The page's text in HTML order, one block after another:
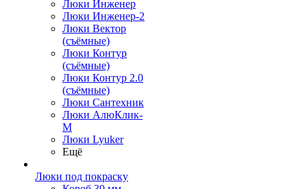
Люки Инженер
Люки Инженер-2
Люки Вектор
(съёмные)
Люки Контур
(съёмные)
Люки Контур 2.0
(съёмные)
Люки Сантехник
Люки АлюКлик-
М
Люки Lyuker
Ещё
Люки под покраску